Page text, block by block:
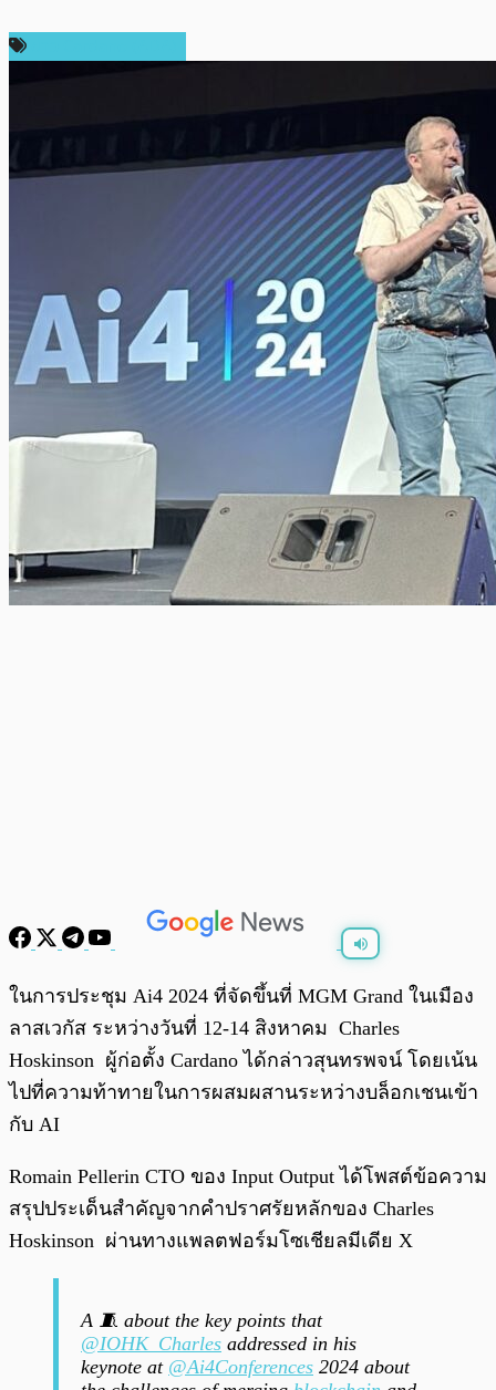
พร้อมเล่น / 0:00
ในการประชุม Ai4 2024 ที่จัดขึ้นที่ MGM Grand ในเมือง
ลาสเวกัส ระหว่างวันที่ 12-14 สิงหาคม Charles
Hoskinson ผู้ก่อตั้ง Cardano ได้กล่าวสุนทรพจน์ โดยเน้น
ไปที่ความท้าทายในการผสมผสานระหว่างบล็อกเชนเข้า
กับ AI
Romain Pellerin CTO ของ Input Output ได้โพสต์ข้อความ
สรุปประเด็นสำคัญจากคำปราศรัยหลักของ Charles
Hoskinson ผ่านทางแพลตฟอร์มโซเชียลมีเดีย X
A 🧵 about the key points that
@IOHK_Charles addressed in his
keynote at @Ai4Conferences 2024 about